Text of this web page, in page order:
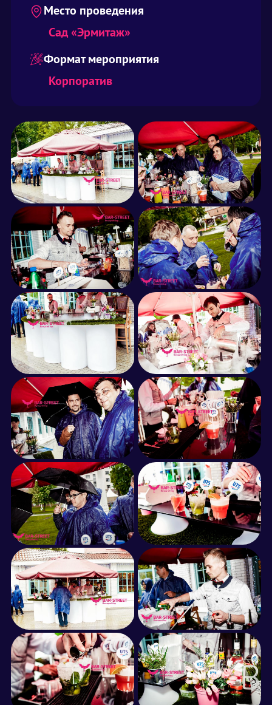
Место проведения
Сад «Эрмитаж»
Формат мероприятия
Корпоратив